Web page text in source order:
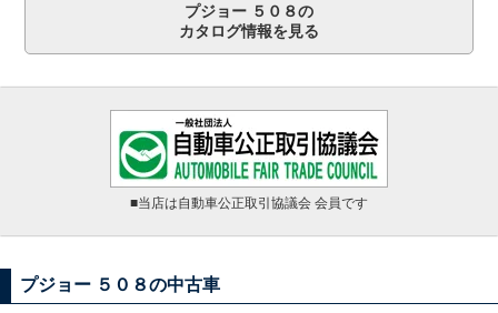
プジョー ５０８の
カタログ情報を見る
■当店は自動車公正取引協議会 会員です
プジョー ５０８の中古車